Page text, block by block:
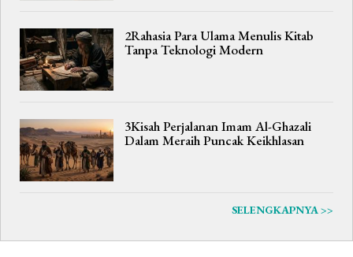
2Rahasia Para Ulama Menulis Kitab
Tanpa Teknologi Modern
3Kisah Perjalanan Imam Al-Ghazali
Dalam Meraih Puncak Keikhlasan
SELENGKAPNYA >>